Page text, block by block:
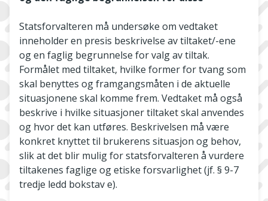
Statsforvalteren må undersøke om vedtaket
inneholder en presis beskrivelse av tiltaket/-ene
og en faglig begrunnelse for valg av tiltak.
Formålet med tiltaket, hvilke former for tvang som
skal benyttes og framgangsmåten i de aktuelle
situasjonene skal komme frem. Vedtaket må også
beskrive i hvilke situasjoner tiltaket skal anvendes
og hvor det kan utføres. Beskrivelsen må være
konkret knyttet til brukerens situasjon og behov,
slik at det blir mulig for statsforvalteren å vurdere
tiltakenes faglige og etiske forsvarlighet (jf. § 9-7
tredje ledd bokstav e).